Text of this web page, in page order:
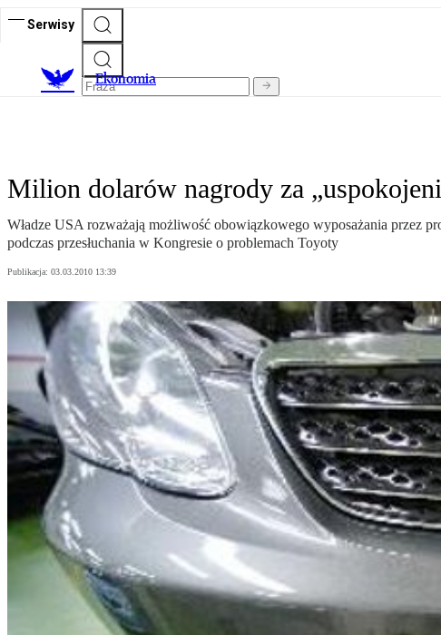
Serwisy
Ekonomia
Milion dolarów nagrody za
Władze USA rozważają możliwość obowiązkowego wyposażania przez
podczas przesłuchania w Kongresie o problemach Toyoty
Publikacja: 03.03.2010 13:39